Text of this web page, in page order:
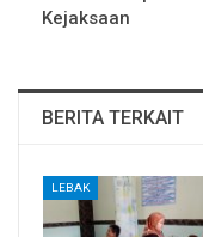
Kejaksaan
BERITA TERKAIT
LEBAK